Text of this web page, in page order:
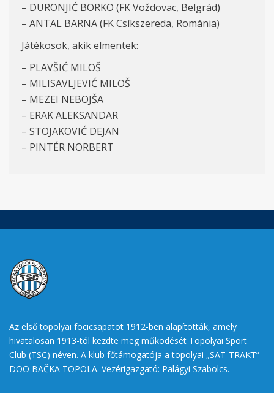
– DURONJIĆ BORKO (FK Voždovac, Belgrád)
– ANTAL BARNA (FK Csíkszereda, Románia)
Játékosok, akik elmentek:
– PLAVŠIĆ MILOŠ
– MILISAVLJEVIĆ MILOŠ
– MEZEI NEBOJŠA
– ERAK ALEKSANDAR
– STOJAKOVIĆ DEJAN
– PINTÉR NORBERT
Az első topolyai focicsapatot 1912-ben alapították, amely
hivatalosan 1913-tól kezdte meg működését Topolyai Sport
Club (TSC) néven. A klub főtámogatója a topolyai „SAT-TRAKT”
DOO BAČKA TOPOLA. Vezérigazgató: Palágyi Szabolcs.